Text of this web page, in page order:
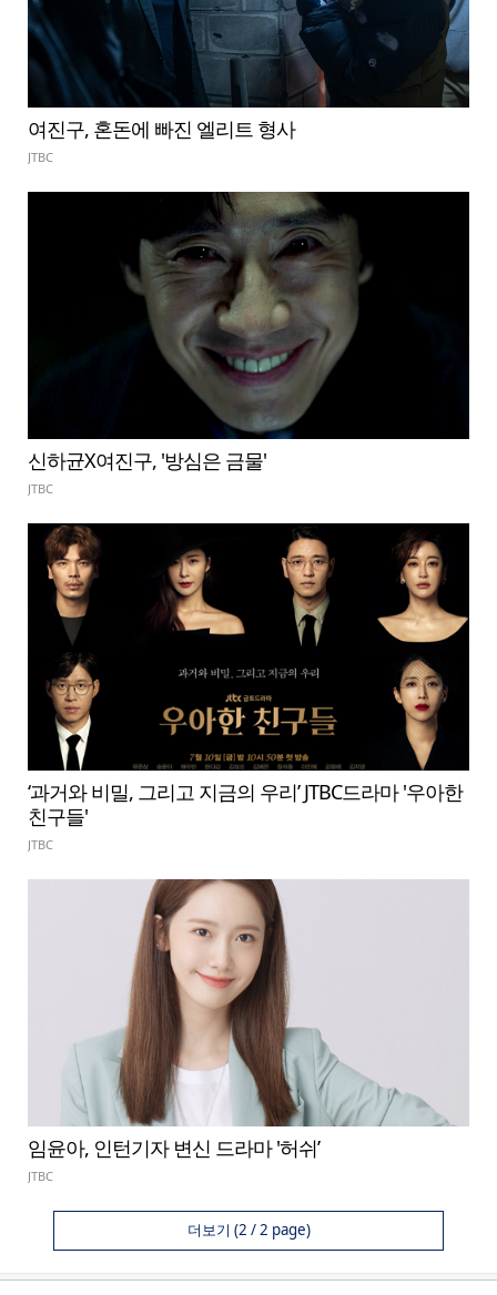
여진구, 혼돈에 빠진 엘리트 형사
JTBC
신하균X여진구, '방심은 금물'
JTBC
‘과거와 비밀, 그리고 지금의 우리’ JTBC드라마 '우아한
친구들'
JTBC
임윤아, 인턴기자 변신 드라마 '허쉬’
JTBC
더보기 (2 / 2 page)